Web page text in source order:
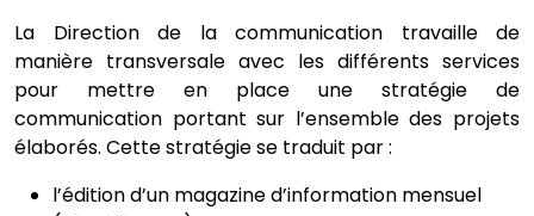
La Direction de la communication travaille de
manière transversale avec les différents services
pour mettre en place une stratégie de
communication portant sur l’ensemble des projets
élaborés. Cette stratégie se traduit par :
l’édition d’un magazine d’information mensuel